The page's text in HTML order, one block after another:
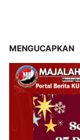
MENGUCAPKAN